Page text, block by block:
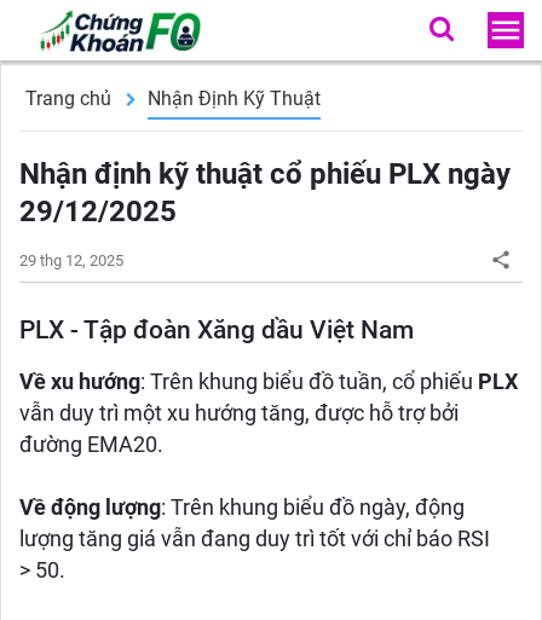
Trang chủ Nhận Định Kỹ Thuật
Nhận định kỹ thuật cổ phiếu PLX ngày
29/12/2025
29 thg 12, 2025
PLX - Tập đoàn Xăng dầu Việt Nam
Về xu hướng: Trên khung biểu đồ tuần, cổ phiếu PLX
vẫn duy trì một xu hướng tăng, được hỗ trợ bởi
đường EMA20.
Về động lượng: Trên khung biểu đồ ngày, động
lượng tăng giá vẫn đang duy trì tốt với chỉ báo RSI
> 50.